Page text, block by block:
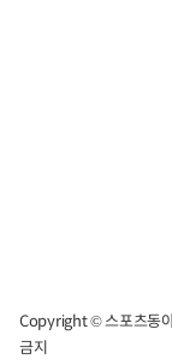
Copyright © 스포츠동
금지